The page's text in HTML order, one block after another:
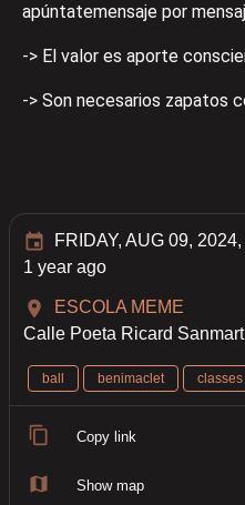
apúntatemensaje por
-> El valor es aporte
-> Son necesarios zapatos
FRIDAY, AUG 09,
1 year ago
ESCOLA MEME
Calle Poeta Ricard
ball benimaclet classes
Copy link
Show map